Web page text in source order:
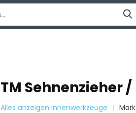
TM Sehnenzieher
Alles anzeigen Innenwerkzeuge